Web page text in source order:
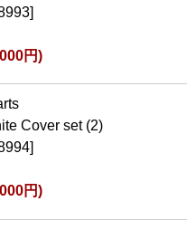
円)
Cover set (2)
円)